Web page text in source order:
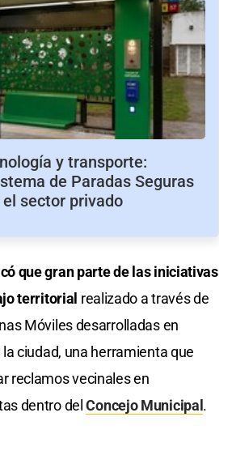
y transporte:
de Paradas Seguras
sector privado
que gran parte de las iniciativas
territorial realizado a través de
Móviles desarrolladas en
ciudad, una herramienta que
reclamos vecinales en
dentro delConcejo Municipal.